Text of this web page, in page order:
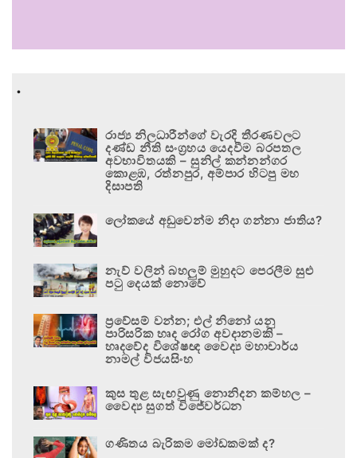
.
රාජ්‍ය නිලධාරීන්ගේ වැරදි තීරණවලට
දණ්ඩ නීති සංග්‍රහය යෙදවීම බරපතල
අවභාවිතයකි – සුනිල් කන්නන්ගර
කොළඹ, රත්නපුර, අම්පාර හිටපු මහ
දිසාපති
ලෝකයේ අඩුවෙන්ම නිදා ගන්නා ජාතිය?
නැව් වලින් බහලුම් මුහුදට පෙරලීම සුළු
පටු දෙයක් නොවේ
ප්‍රවේසම් වන්න; එල් නිනෝ යනු
පාරිසරික හෘද රෝග අවදානමකි –
හෘදවේද විශේෂඥ වෛද්‍ය මහාචාර්ය
නාමල් විජයසිංහ
කුස තුළ සැඟවුණු නොනිදන කම්හල –
වෛද්‍ය සුගත් විජේවර්ධන
ගණිතය බැරිකම මෝඩකමක් ද?